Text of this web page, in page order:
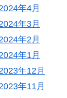
年4月
年3月
年2月
年1月
年12月
年11月